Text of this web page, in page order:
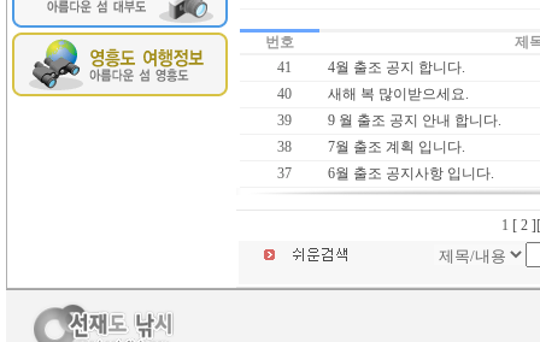
번호
제
41
4월 출조 공지 합니다.
40
새해 복 많이받으세요.
39
9 월 출조 공지 안내 합니다.
38
7월 출조 계획 입니다.
37
6월 출조 공지사항 입니다.
1 [ 2 ]